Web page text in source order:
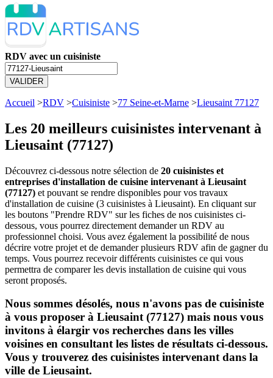
RDV avec un cuisiniste
VALIDER
Accueil >RDV >Cuisiniste >77 Seine-et-Marne >Lieusaint 77127
Les 20 meilleurs cuisinistes intervenant à
Lieusaint (77127)
Découvrez ci-dessous notre sélection de 20 cuisinistes et
entreprises d'installation de cuisine intervenant à Lieusaint
(77127) et pouvant se rendre disponibles pour vos travaux
d'installation de cuisine (3 cuisinistes à Lieusaint). En cliquant sur
les boutons "Prendre RDV" sur les fiches de nos cuisinistes ci-
dessous, vous pourrez directement demander un RDV au
professionnel choisi. Vous avez également la possibilité de nous
décrire votre projet et de demander plusieurs RDV afin de gagner du
temps. Vous pourrez recevoir différents cuisinistes ce qui vous
permettra de comparer les devis installation de cuisine qui vous
seront proposés.
Nous sommes désolés, nous n'avons pas de cuisiniste
à vous proposer à Lieusaint (77127) mais nous vous
invitons à élargir vos recherches dans les villes
voisines en consultant les listes de résultats ci-dessous.
Vous y trouverez des cuisinistes intervenant dans la
ville de Lieusaint.